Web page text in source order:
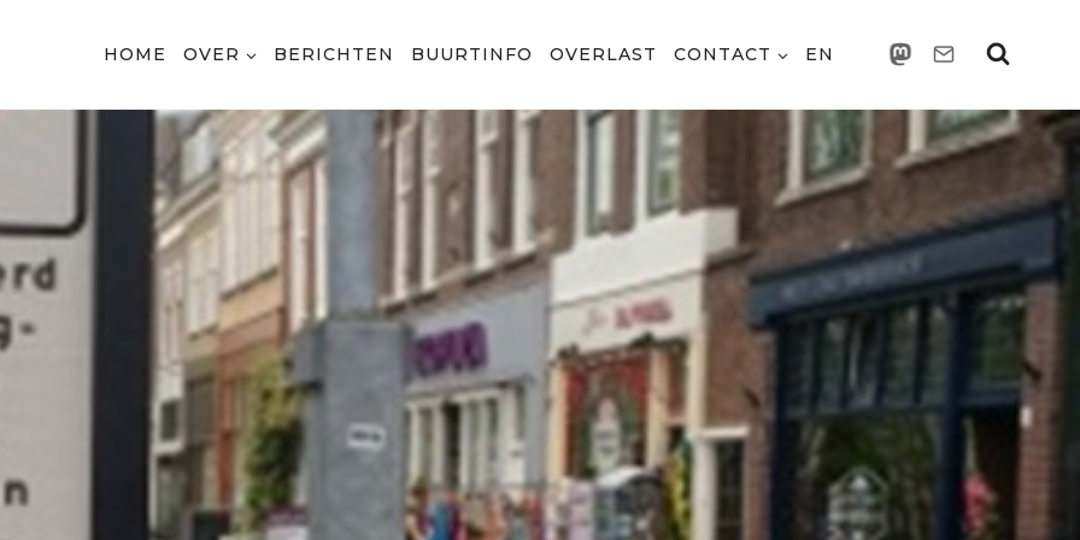
HOME OVER BERICHTEN BUURTINFO OVERLAST CONTACT EN